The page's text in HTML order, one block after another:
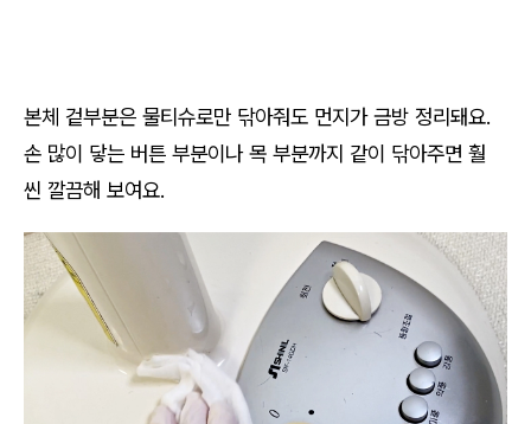
본체 겉부분은 물티슈로만 닦아줘도 먼지가 금방 정리돼요.
손 많이 닿는 버튼 부분이나 목 부분까지 같이 닦아주면 훨
씬 깔끔해 보여요.